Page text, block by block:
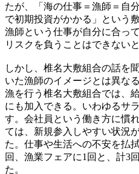
たが、「海の仕事＝漁師＝自
で初期投資がかかる」という
漁師という仕事が自分に合っ
リスクを負うことはできない
しかし、椎名大敷組合の話を
いた漁師のイメージとは異な
漁を行う椎名大敷組合では、
にも加入できる。いわゆるサ
す。会社員という働き方に慣
ては、新規参入しやすい状況
た。仕事や生活への不安を払
回、漁業フェアに1回と、計3
た。